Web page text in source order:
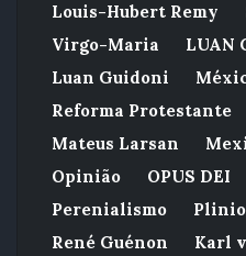
Louis-Hubert Remy
Virgo-Maria
LUAN
Luan Guidoni
Reforma Protestante
Mateus Larsan
Opinião
OPUS DEI
Perenialismo
René Guénon
Karl